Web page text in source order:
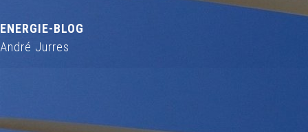
ENERGIE-BLOG
André Jurres